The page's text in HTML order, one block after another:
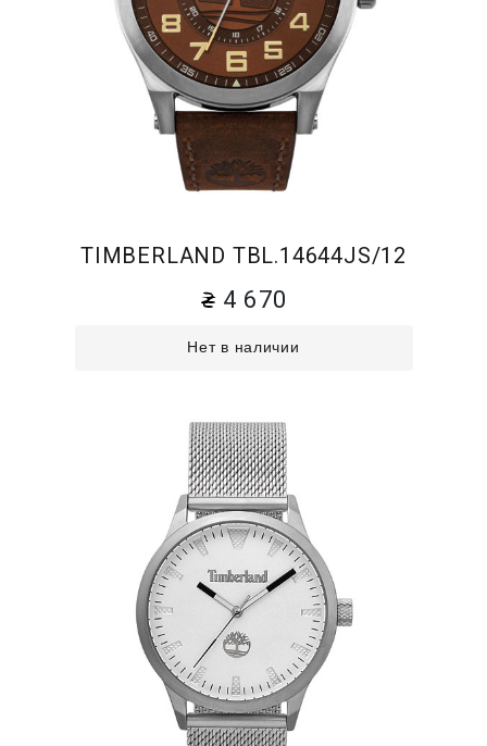
TIMBERLAND TBL.14644JS/12
4 670
Нет в наличии